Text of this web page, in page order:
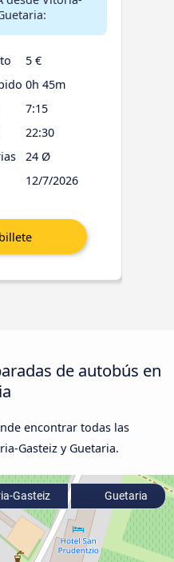
5 €
0h 45m
7:15
22:30
24 Ø
12/7/2026
de autobús en
encontrar todas las
Gasteiz y Guetaria.
Gasteiz Guetaria